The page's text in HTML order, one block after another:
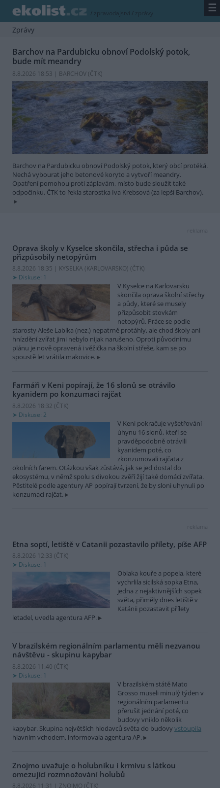
/ zpravodajství / zprávy ☰
Zprávy
Barchov na Pardubicku obnoví Podolský potok,
bude mít meandry
8.8.2026 18:53 | BARCHOV (ČTK)
Barchov na Pardubicku obnoví Podolský potok, který obcí protéká.
Nechá vybourat jeho betonové koryto a vytvoří meandry.
Opatření pomohou proti záplavám, místo bude sloužit také
odpočinku. ČTK to řekla starostka Iva Krebsová (za lepší Barchov).
reklama
Oprava školy v Kyselce skončila, střecha i půda se
přizpůsobily netopýrům
8.8.2026 18:35 | KYSELKA (KARLOVARSKO) (ČTK)
Diskuse: 1
V Kyselce na Karlovarsku
skončila oprava školní střechy
a půdy, které se musely
přizpůsobit stovkám
netopýrů. Práce se podle
starosty Aleše Labíka (nez.) nepatrně protáhly, ale chod školy ani
hnízdění zvířat jimi nebylo nijak narušeno. Oproti původnímu
plánu je nově opravená i věžička na školní střeše, kam se po
spoustě let vrátila makovice.
Farmáři v Keni popírají, že 16 slonů se otrávilo
kyanidem po konzumaci rajčat
8.8.2026 18:32 (ČTK)
Diskuse: 2
V Keni pokračuje vyšetřování
úhynu 16 slonů, kteří se
pravděpodobně otrávili
kyanidem poté, co
zkonzumovali rajčata z
okolních farem. Otázkou však zůstává, jak se jed dostal do
ekosystému, v němž spolu s divokou zvěří žijí také domácí zvířata.
Pěstitelé podle agentury AP popírají tvrzení, že by sloni uhynuli po
konzumaci rajčat.
reklama
Etna soptí, letiště v Catanii pozastavilo přílety, píše AFP
8.8.2026 12:33 (ČTK)
Diskuse: 1
Oblaka kouře a popela, které
vychrlila sicilská sopka Etna,
jedna z nejaktivnějších sopek
světa, přiměly dnes letiště v
Katánii pozastavit přílety
letadel, uvedla agentura AFP.
V brazilském regionálním parlamentu měli nezvanou
návštěvu - skupinu kapybar
8.8.2026 11:40 (ČTK)
Diskuse: 1
V brazilském státě Mato
Grosso museli minulý týden v
regionálním parlamentu
přerušit jednání poté, co
budovy vniklo několik
kapybar. Skupina největších hlodavců světa do budovy vstoupila
hlavním vchodem, informovala agentura AP.
Znojmo uvažuje o holubníku i krmivu s látkou
omezující rozmnožování holubů
8.8.2026 11:31 | ZNOJMO (ČTK)